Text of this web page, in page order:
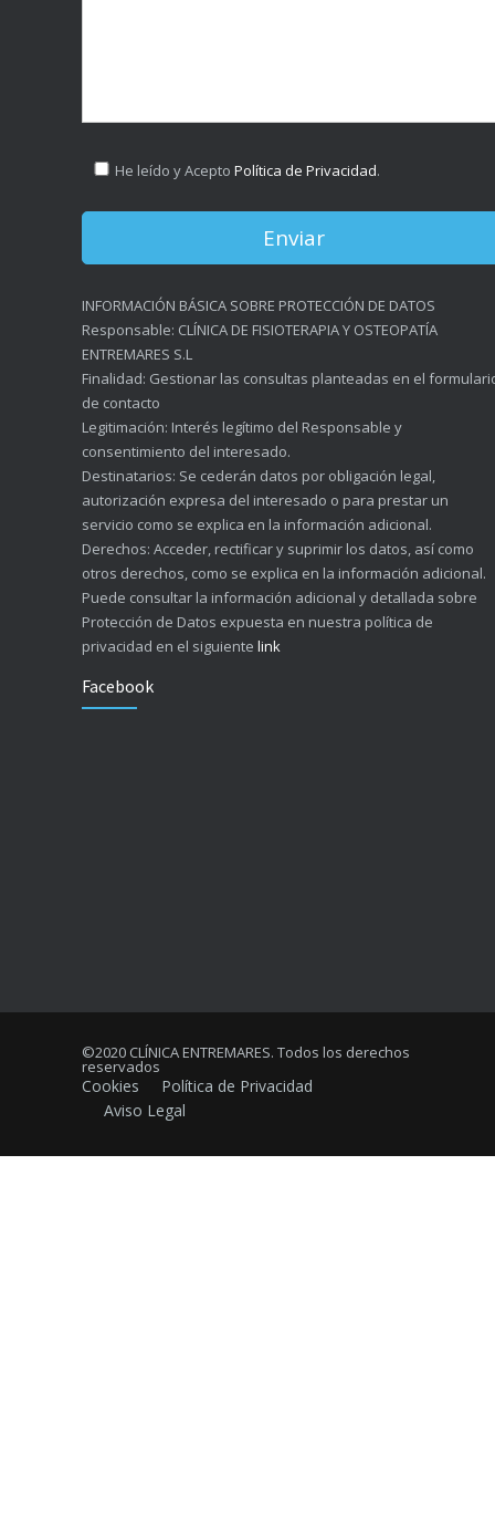
He leído y Acepto Política de Privacidad.
INFORMACIÓN BÁSICA SOBRE PROTECCIÓN DE DATOS
Responsable: CLÍNICA DE FISIOTERAPIA Y OSTEOPATÍA
ENTREMARES S.L
Finalidad: Gestionar las consultas planteadas en el
de contacto
Legitimación: Interés legítimo del Responsable y
consentimiento del interesado.
Destinatarios: Se cederán datos por obligación legal,
autorización expresa del interesado o para prestar un
servicio como se explica en la información adicional.
Derechos: Acceder, rectificar y suprimir los datos, así como
otros derechos, como se explica en la información adicional.
Puede consultar la información adicional y detallada sobre
Protección de Datos expuesta en nuestra política de
privacidad en el siguiente link
Facebook
©2020 CLÍNICA ENTREMARES. Todos los derechos
reservados
Cookies
Política de Privacidad
Aviso Legal